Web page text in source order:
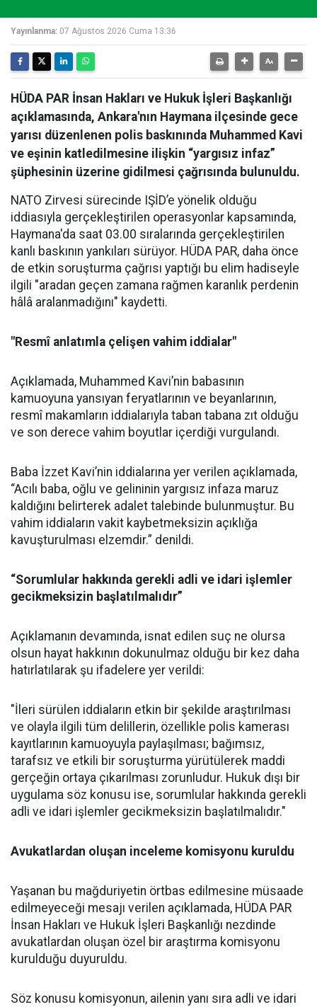
Yayınlanma: 07 Ağustos 2026 Cuma 13:36
HÜDA PAR İnsan Hakları ve Hukuk İşleri Başkanlığı
açıklamasında, Ankara'nın Haymana ilçesinde gece
yarısı düzenlenen polis baskınında Muhammed Kavi
ve eşinin katledilmesine ilişkin “yargısız infaz”
şüphesinin üzerine gidilmesi çağrısında bulunuldu.
NATO Zirvesi sürecinde IŞİD’e yönelik olduğu
iddiasıyla gerçekleştirilen operasyonlar kapsamında,
Haymana'da saat 03.00 sıralarında gerçekleştirilen
kanlı baskının yankıları sürüyor. HÜDA PAR, daha önce
de etkin soruşturma çağrısı yaptığı bu elim hadiseyle
ilgili "aradan geçen zamana rağmen karanlık perdenin
hâlâ aralanmadığını" kaydetti.
"Resmî anlatımla çelişen vahim iddialar"
Açıklamada, Muhammed Kavi’nin babasının
kamuoyuna yansıyan feryatlarının ve beyanlarının,
resmî makamların iddialarıyla taban tabana zıt olduğu
ve son derece vahim boyutlar içerdiği vurgulandı.
Baba İzzet Kavi’nin iddialarına yer verilen açıklamada,
“Acılı baba, oğlu ve gelininin yargısız infaza maruz
kaldığını belirterek adalet talebinde bulunmuştur. Bu
vahim iddiaların vakit kaybetmeksizin açıklığa
kavuşturulması elzemdir.” denildi.
“Sorumlular hakkında gerekli adli ve idari işlemler
gecikmeksizin başlatılmalıdır”
Açıklamanın devamında, isnat edilen suç ne olursa
olsun hayat hakkının dokunulmaz olduğu bir kez daha
hatırlatılarak şu ifadelere yer verildi:
"İleri sürülen iddiaların etkin bir şekilde araştırılması
ve olayla ilgili tüm delillerin, özellikle polis kamerası
kayıtlarının kamuoyuyla paylaşılması; bağımsız,
tarafsız ve etkili bir soruşturma yürütülerek maddi
gerçeğin ortaya çıkarılması zorunludur. Hukuk dışı bir
uygulama söz konusu ise, sorumlular hakkında gerekli
adli ve idari işlemler gecikmeksizin başlatılmalıdır."
Avukatlardan oluşan inceleme komisyonu kuruldu
Yaşanan bu mağduriyetin örtbas edilmesine müsaade
edilmeyeceği mesajı verilen açıklamada, HÜDA PAR
İnsan Hakları ve Hukuk İşleri Başkanlığı nezdinde
avukatlardan oluşan özel bir araştırma komisyonu
kurulduğu duyuruldu.
Söz konusu komisyonun, ailenin yanı sıra adli ve idari